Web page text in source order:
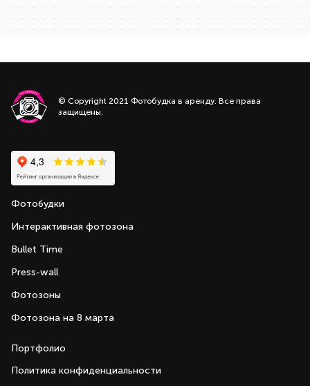
© Copyright 2021 Фотобудка в аренду. Все права
защищены.
Фотобудки
Интерактивная фотозона
Bullet Time
Press-wall
Фотозоны
Фотозона на 8 марта
Портфолио
Политика конфиденциальности